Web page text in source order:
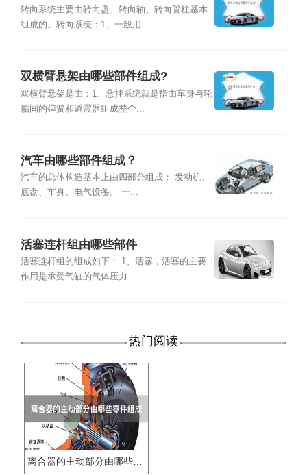
转向系统主要由转向盘、转向轴、转向管柱基本
组成的。转向系统：1、一般用...
双横臂悬架由哪些部件组成?
双横臂悬架是由：1、悬挂系统就是指由车身与轮
胎间的弹簧和避震器组成整个...
汽车由哪些部件组成？
汽车的总体构造基本上由四部分组成： 发动机、
底盘、车身、电气设备。 一...
活塞连杆组由哪些部件
活塞连杆组的组成如下： 1、活塞，活塞的主要
作用是承受气缸的气体压力...
热门阅读